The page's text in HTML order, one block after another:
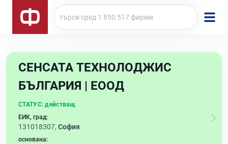
СЕНСАТА ТЕХНОЛОДЖИС
БЪЛГАРИЯ | ЕООД
СТАТУС: действащ
ЕИК, град:
131018307, София
основана: